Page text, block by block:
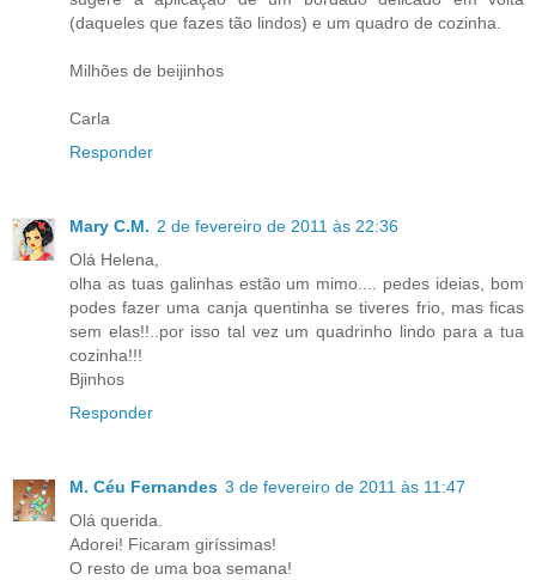
(daqueles que fazes tão lindos) e um quadro de cozinha.
Milhões de beijinhos
Carla
Responder
Mary C.M. 2 de fevereiro de 2011 às 22:36
Olá Helena,
olha as tuas galinhas estão um mimo.... pedes ideias, bom
podes fazer uma canja quentinha se tiveres frio, mas ficas
sem elas!!..por isso tal vez um quadrinho lindo para a tua
cozinha!!!
Bjinhos
Responder
M. Céu Fernandes 3 de fevereiro de 2011 às 11:47
Olá querida.
Adorei! Ficaram giríssimas!
O resto de uma boa semana!